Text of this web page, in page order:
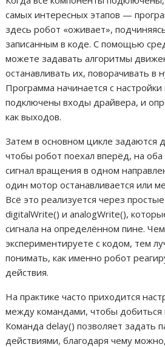
самых интересных этапов —
здесь робот «оживает»,
записанным в коде. С помощью
можете задавать алгоритмы
останавливать их, поворачивать в
Программа начинается с
подключены входы драйвера, и
как выходов.
Затем в основном цикле задаются
чтобы робот поехал вперёд, на
сигнал вращения в одном
один мотор останавливается или
Всё это реализуется через
digitalWrite() и analogWrite(),
сигнала на определённом пине.
экспериментируете с кодом, тем
понимать, как именно робот
действия.
На практике часто приходится
между командами, чтобы добиться
Команда delay() позволяет задать
действиями, благодаря чему